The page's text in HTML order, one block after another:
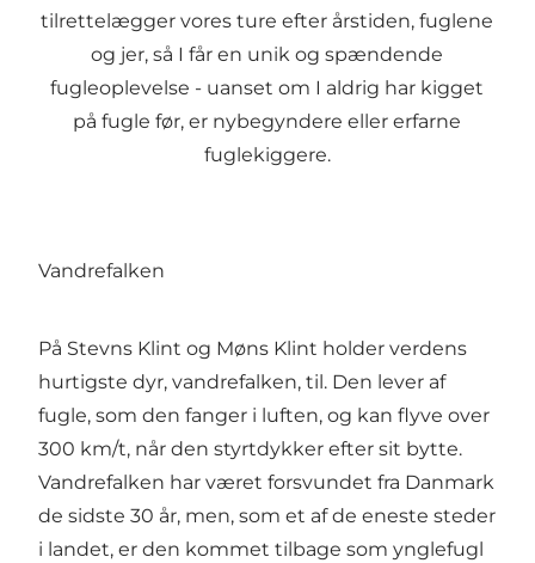
tilrettelægger vores ture efter årstiden, fuglene
og jer, så I får en unik og spændende
fugleoplevelse - uanset om I aldrig har kigget
på fugle før, er nybegyndere eller erfarne
fuglekiggere.
Vandrefalken
På Stevns Klint og Møns Klint holder verdens
hurtigste dyr, vandrefalken, til. Den lever af
fugle, som den fanger i luften, og kan flyve over
300 km/t, når den styrtdykker efter sit bytte.
Vandrefalken har været forsvundet fra Danmark
de sidste 30 år, men, som et af de eneste steder
i landet, er den kommet tilbage som ynglefugl